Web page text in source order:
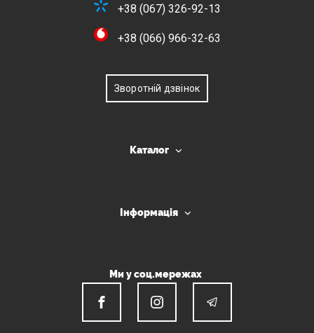
+38 (067) 326-92-13
+38 (066) 966-32-63
Зворотній дзвінок
Каталог
Інформація
Ми у соц.мережах